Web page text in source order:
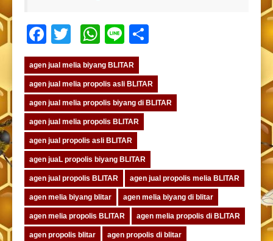
Facebook
TwitterWhatsApp
Line
agen jual melia biyang BLITAR
agen jual melia propolis asli BLITAR
agen jual melia propolis biyang di BLITAR
agen jual melia propolis BLITAR
agen jual propolis asli BLITAR
agen juaL propolis biyang BLITAR
agen jual propolis BLITAR agen jual propolis melia BLITAR
agen melia biyang blitar agen melia biyang di blitar
agen melia propolis BLITAR agen melia propolis di BLITAR
agen propolis blitar agen propolis di blitar